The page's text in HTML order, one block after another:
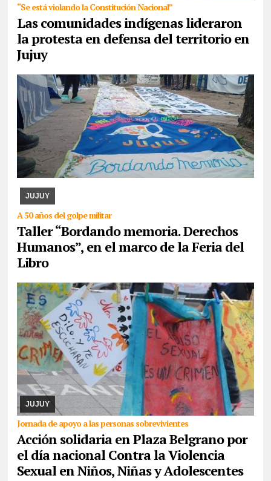
“Se está violando la Constitución Nacional”
Las comunidades indígenas lideraron
la protesta en defensa del territorio en
Jujuy
JUJUY
A 50 años del golpe militar
Taller “Bordando memoria. Derechos
Humanos”, en el marco de la Feria del
Libro
07/08/2026 La actividad se desarrollará esta tarde en CAJA. Se
además, quienes participen pod ...
JUJUY
Jornada de apoyo a las personas sobrevivientes
Acción solidaria en Plaza Belgrano por
el día nacional Contra la Violencia
Sexual en Niños, Niñas y Adolescentes
07/08/2026 La actividad se desarrollará este domingo desde las
17. Piden la donación de juguetes, libros que serán entregados a
un comedor comunitario. También ...